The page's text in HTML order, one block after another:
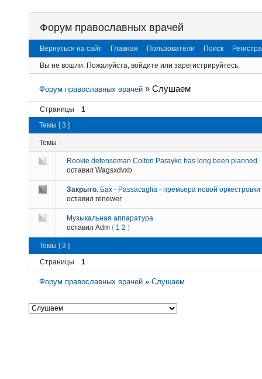
Форум православных врачей
Вернуться на сайт Главная Пользователи Поиск
Вы не вошли. Пожалуйста, войдите или зарегистрируйтесь.
Форум православных врачей »Слушаем
Страницы
1
Темы [ 3 ]
Темы
Rookie defenseman Colton Parayko has long been planned
оставил Wagsxdvxb
Закрыто: Бах - Passacaglia - премьера новой оркестровки
оставил renewer
Музыкальная аппаратура
оставил Adm ( 1 2 )
Темы [ 3 ]
Страницы
1
Форум православных врачей »Слушаем